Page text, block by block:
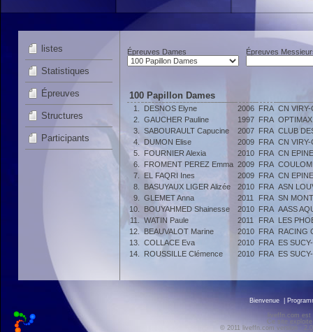
listes
Statistiques
Épreuves
Structures
Participants
Épreuves Dames Épreuves
100 Papillon Dames
1. DESNOS Elyne 2006 FRA CN
2.
GAUCHER Pauline 1997 FRA
3.
SABOURAULT Capucine 2007 FRA CLUB
4.
DUMON Elise 2009 FRA CN
5.
FOURNIER Alexia 2010 FRA CN
6.
FROMENT PEREZ Emma 2009 FRA
7.
EL FAQRI Ines 2009 FRA CN
8.
BASUYAUX LIGER Alizée 2010 FRA ASN
9.
GLEMET Anna 2011 FRA SN
10.
BOUYAHMED Shainesse 2010 FRA AASS
11.
WATIN Paule 2011 FRA LES
12.
BEAUVALOT Marine 2010 FRA RACING
13.
COLLACE Eva 2010 FRA ES
14.
ROUSSILLE Clémence 2010 FRA ES
Bienvenue
liveffn.com
Ce site
© 2011 liveffn.com version :